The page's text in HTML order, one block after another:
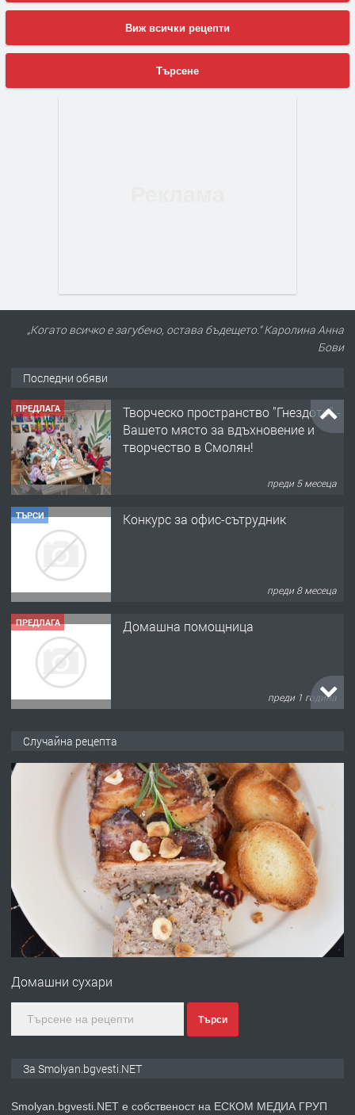
Виж всички рецепти
Търсене
„Когато всичко е загубено, остава бъдещето.“ Каролина Анна
Бови
Последни обяви
ПРЕДЛАГА
Творческо пространство "Гнездото" -
Вашето място за вдъхновение и
творчество в Смолян!
преди 5 месеца
ТЪРСИ Конкурс за офис-сътрудник
преди 8 месеца
ПРЕДЛАГА Домашна помощница
преди 1 година
преди 2 години
УДЪЛЖАВАНЕ НА ЧОВЕШКИЯТ
ЖИВОТ И ПОДОБРЯВАНЕ НА
НЕГОВОТО КАЧЕСТВО
преди 2 години
ПРЕДЛАГА Имот в Северна Гърция, до Кавала
Случайна рецепта
Домашни сухари
Търси
За Smolyan.bgvesti.NET
Smolyan.bgvesti.NET е собственост на ЕСКОМ МЕДИА ГРУП